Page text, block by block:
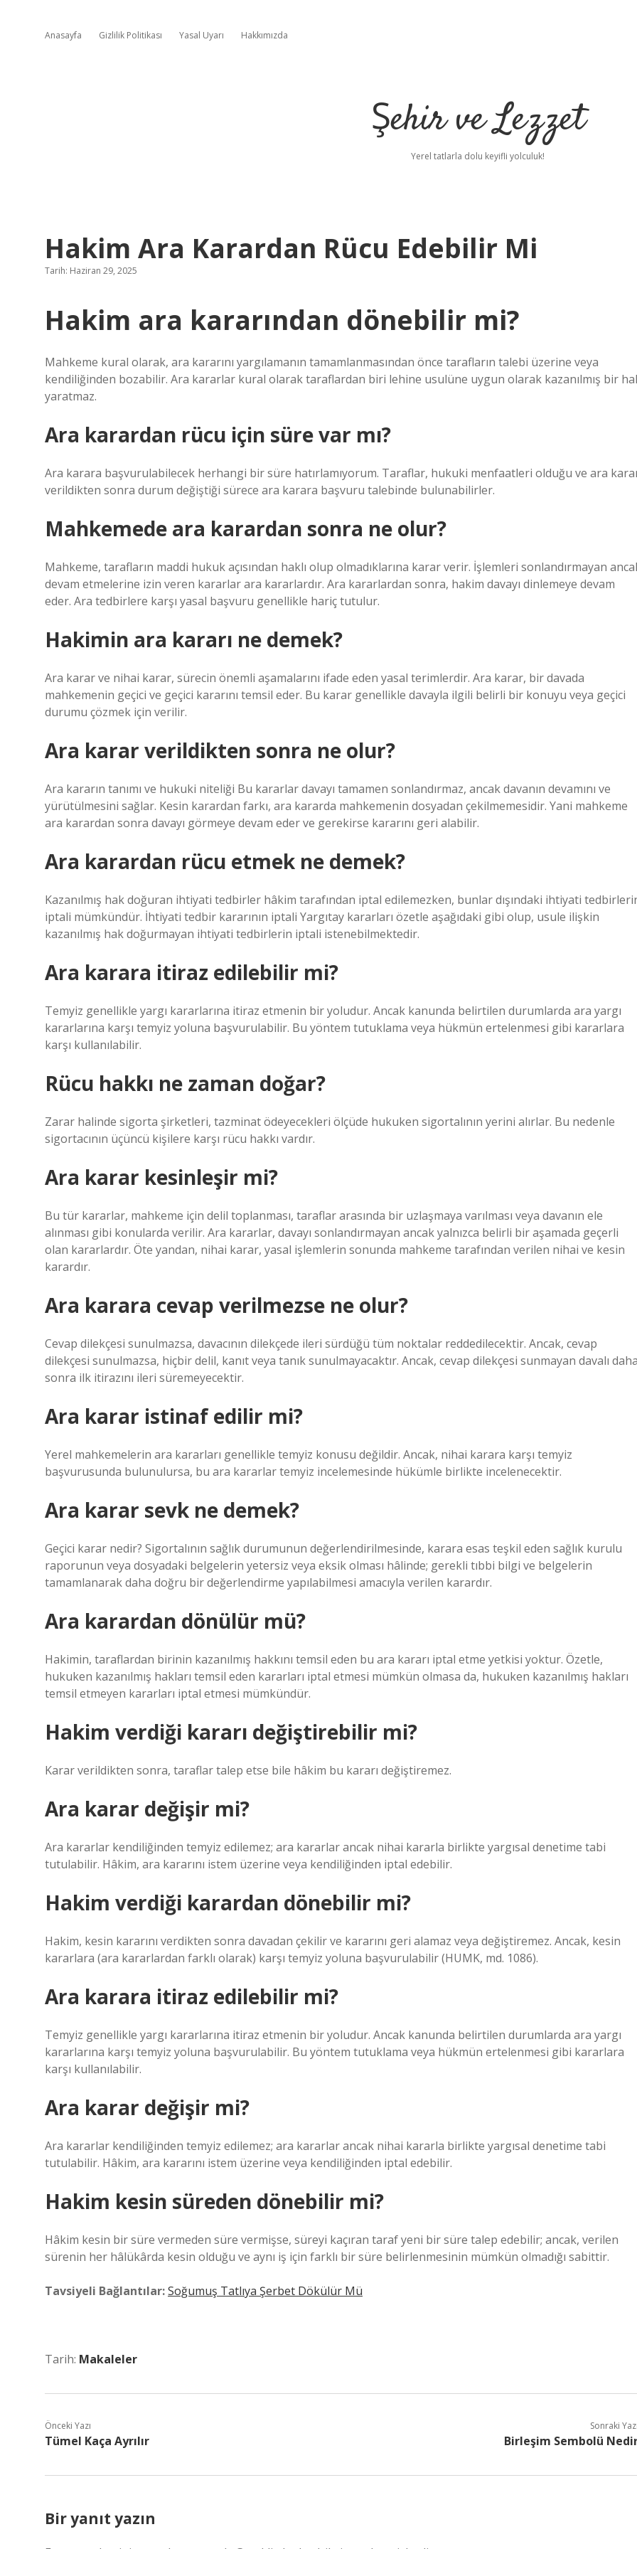
Anasayfa Gizlilik Politikası Yasal Uyarı Hakkımızda
Şehir ve Lezzet
Yerel tatlarla dolu keyifli yolculuk!
Hakim Ara Karardan Rücu Edebilir Mi
Tarih: Haziran 29, 2025
Hakim ara kararından dönebilir mi?
Mahkeme kural olarak, ara kararını yargılamanın tamamlanmasından önce tarafların talebi üzerine veya
kendiliğinden bozabilir. Ara kararlar kural olarak taraflardan biri lehine usulüne uygun olarak kazanılmış bir
yaratmaz.
Ara karardan rücu için süre var mı?
Ara karara başvurulabilecek herhangi bir süre hatırlamıyorum. Taraflar, hukuki menfaatleri olduğu ve ara
verildikten sonra durum değiştiği sürece ara karara başvuru talebinde bulunabilirler.
Mahkemede ara karardan sonra ne olur?
Mahkeme, tarafların maddi hukuk açısından haklı olup olmadıklarına karar verir. İşlemleri sonlandırmayan
devam etmelerine izin veren kararlar ara kararlardır. Ara kararlardan sonra, hakim davayı dinlemeye devam
eder. Ara tedbirlere karşı yasal başvuru genellikle hariç tutulur.
Hakimin ara kararı ne demek?
Ara karar ve nihai karar, sürecin önemli aşamalarını ifade eden yasal terimlerdir. Ara karar, bir davada
mahkemenin geçici ve geçici kararını temsil eder. Bu karar genellikle davayla ilgili belirli bir konuyu veya geçici
durumu çözmek için verilir.
Ara karar verildikten sonra ne olur?
Ara kararın tanımı ve hukuki niteliği Bu kararlar davayı tamamen sonlandırmaz, ancak davanın devamını ve
yürütülmesini sağlar. Kesin karardan farkı, ara kararda mahkemenin dosyadan çekilmemesidir. Yani mahkeme
ara karardan sonra davayı görmeye devam eder ve gerekirse kararını geri alabilir.
Ara karardan rücu etmek ne demek?
Kazanılmış hak doğuran ihtiyati tedbirler hâkim tarafından iptal edilemezken, bunlar dışındaki ihtiyati
iptali mümkündür. İhtiyati tedbir kararının iptali Yargıtay kararları özetle aşağıdaki gibi olup, usule ilişkin
kazanılmış hak doğurmayan ihtiyati tedbirlerin iptali istenebilmektedir.
Ara karara itiraz edilebilir mi?
Temyiz genellikle yargı kararlarına itiraz etmenin bir yoludur. Ancak kanunda belirtilen durumlarda ara yargı
kararlarına karşı temyiz yoluna başvurulabilir. Bu yöntem tutuklama veya hükmün ertelenmesi gibi kararlara
karşı kullanılabilir.
Rücu hakkı ne zaman doğar?
Zarar halinde sigorta şirketleri, tazminat ödeyecekleri ölçüde hukuken sigortalının yerini alırlar. Bu nedenle
sigortacının üçüncü kişilere karşı rücu hakkı vardır.
Ara karar kesinleşir mi?
Bu tür kararlar, mahkeme için delil toplanması, taraflar arasında bir uzlaşmaya varılması veya davanın ele
alınması gibi konularda verilir. Ara kararlar, davayı sonlandırmayan ancak yalnızca belirli bir aşamada geçerli
olan kararlardır. Öte yandan, nihai karar, yasal işlemlerin sonunda mahkeme tarafından verilen nihai ve kesin
karardır.
Ara karara cevap verilmezse ne olur?
Cevap dilekçesi sunulmazsa, davacının dilekçede ileri sürdüğü tüm noktalar reddedilecektir. Ancak, cevap
dilekçesi sunulmazsa, hiçbir delil, kanıt veya tanık sunulmayacaktır. Ancak, cevap dilekçesi sunmayan davalı
sonra ilk itirazını ileri süremeyecektir.
Ara karar istinaf edilir mi?
Yerel mahkemelerin ara kararları genellikle temyiz konusu değildir. Ancak, nihai karara karşı temyiz
başvurusunda bulunulursa, bu ara kararlar temyiz incelemesinde hükümle birlikte incelenecektir.
Ara karar sevk ne demek?
Geçici karar nedir? Sigortalının sağlık durumunun değerlendirilmesinde, karara esas teşkil eden sağlık kurulu
raporunun veya dosyadaki belgelerin yetersiz veya eksik olması hâlinde; gerekli tıbbi bilgi ve belgelerin
tamamlanarak daha doğru bir değerlendirme yapılabilmesi amacıyla verilen karardır.
Ara karardan dönülür mü?
Hakimin, taraflardan birinin kazanılmış hakkını temsil eden bu ara kararı iptal etme yetkisi yoktur. Özetle,
hukuken kazanılmış hakları temsil eden kararları iptal etmesi mümkün olmasa da, hukuken kazanılmış hakları
temsil etmeyen kararları iptal etmesi mümkündür.
Hakim verdiği kararı değiştirebilir mi?
Karar verildikten sonra, taraflar talep etse bile hâkim bu kararı değiştiremez.
Ara karar değişir mi?
Ara kararlar kendiliğinden temyiz edilemez; ara kararlar ancak nihai kararla birlikte yargısal denetime tabi
tutulabilir. Hâkim, ara kararını istem üzerine veya kendiliğinden iptal edebilir.
Hakim verdiği karardan dönebilir mi?
Hakim, kesin kararını verdikten sonra davadan çekilir ve kararını geri alamaz veya değiştiremez. Ancak, kesin
kararlara (ara kararlardan farklı olarak) karşı temyiz yoluna başvurulabilir (HUMK, md. 1086).
Ara karara itiraz edilebilir mi?
Temyiz genellikle yargı kararlarına itiraz etmenin bir yoludur. Ancak kanunda belirtilen durumlarda ara yargı
kararlarına karşı temyiz yoluna başvurulabilir. Bu yöntem tutuklama veya hükmün ertelenmesi gibi kararlara
karşı kullanılabilir.
Ara karar değişir mi?
Ara kararlar kendiliğinden temyiz edilemez; ara kararlar ancak nihai kararla birlikte yargısal denetime tabi
tutulabilir. Hâkim, ara kararını istem üzerine veya kendiliğinden iptal edebilir.
Hakim kesin süreden dönebilir mi?
Hâkim kesin bir süre vermeden süre vermişse, süreyi kaçıran taraf yeni bir süre talep edebilir; ancak, verilen
sürenin her hâlükârda kesin olduğu ve aynı iş için farklı bir süre belirlenmesinin mümkün olmadığı sabittir.
Tavsiyeli Bağlantılar:Soğumuş Tatlıya Şerbet Dökülür Mü
Tarih: Makaleler
Önceki Yazı
Tümel Kaça Ayrılır
Sonraki
Birleşim Sembolü
Bir yanıt yazın